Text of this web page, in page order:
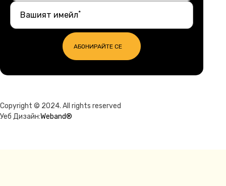
Вашият имейл*
АБОНИРАЙТЕ СЕ
Copyright © 2024. All rights reserved
Уеб Дизайн:Weband®